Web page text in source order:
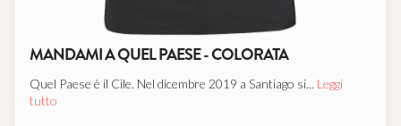
MANDAMI A QUEL PAESE - COLORATA
Quel Paese è il Cile. Nel dicembre 2019 a Santiago si... Leggi
tutto